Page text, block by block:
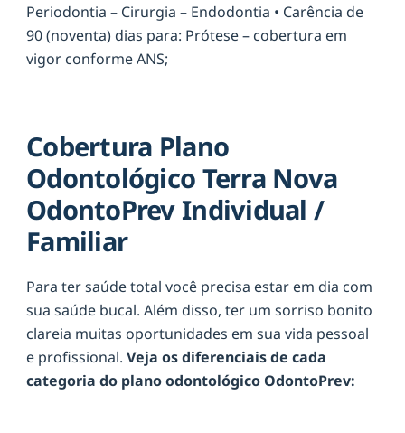
Periodontia – Cirurgia – Endodontia • Carência de
90 (noventa) dias para: Prótese – cobertura em
vigor conforme ANS;
Cobertura Plano
Odontológico Terra Nova
OdontoPrev Individual /
Familiar
Para ter saúde total você precisa estar em dia com
sua saúde bucal. Além disso, ter um sorriso bonito
clareia muitas oportunidades em sua vida pessoal
e profissional. Veja os diferenciais de cada
categoria do plano odontológico OdontoPrev: